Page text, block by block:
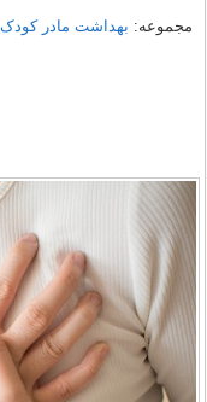
مجموعه: بهداشت مادر کودک